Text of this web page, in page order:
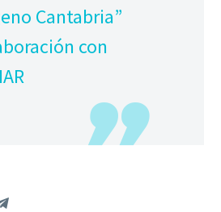
Cantabria”
con